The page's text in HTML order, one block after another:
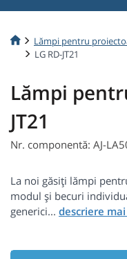
Lămpi pentru
LG RD-JT21
Lămpi
JT21
Nr. componentă: AJ-
La noi găsiți lămpi
modul și becuri
generici...